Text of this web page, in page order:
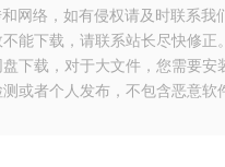
网络，如有侵权请及时联系我
能下载，请联系站长尽快修正。
下载，对于大文件，您需要安
或者个人发布，不包含恶意